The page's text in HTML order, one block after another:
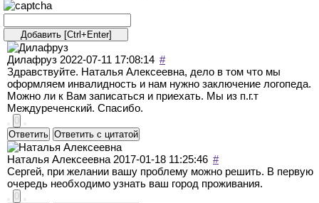
Дилафруз 2022-07-11 17:08:14 #
Здравствуйте. Наталья Алексеевна, дело в том что мы
оформляем инвалидность и нам нужно заключение логопеда.
Можно ли к Вам записаться и приехать. Мы из п.г.т
Междуреченский. Спасибо.
0
Ответить Ответить с цитатой
Наталья Алексеевна 2017-01-18 11:25:46 #
Сергей, при желании вашу проблему можно решить. В первую
очередь необходимо узнать ваш город проживания.
0